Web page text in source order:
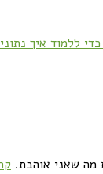
ללמוד איך
שאני אוהבת.